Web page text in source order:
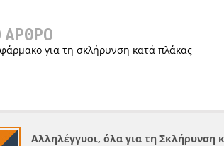
ΑΡΘΡΟ
φάρμακο για τη σκλήρυνση κατά πλάκας
Αλληλέγγυοι, όλα για τη Σκλήρυνση